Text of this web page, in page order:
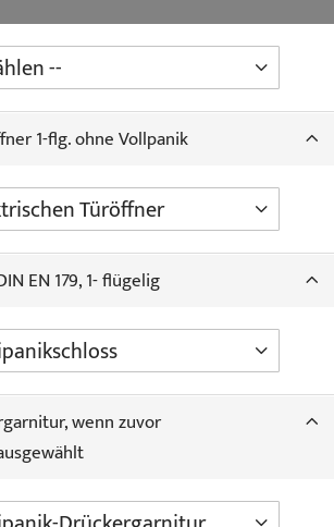
1-flg. ohne Vollpanik
EN 179, 1- flügelig
wenn zuvor